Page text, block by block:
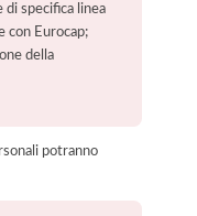
di specifica linea
con Eurocap;
della
potranno